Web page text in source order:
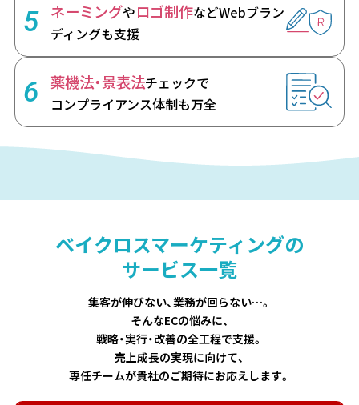
5 ネーミングやロゴ制作などWebブラン
ディングも支援
6 薬機法・景表法チェックで
コンプライアンス体制も万全
ベイクロスマーケティングの
サービス一覧
集客が伸びない、業務が回らない…。
そんなECの悩みに、
戦略・実行・改善の全工程で支援。
売上成長の実現に向けて、
専任チームが貴社のご期待にお応えします。